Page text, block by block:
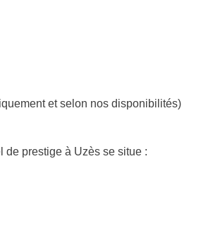
et selon nos disponibilités)
de prestige à Uzès se situe :